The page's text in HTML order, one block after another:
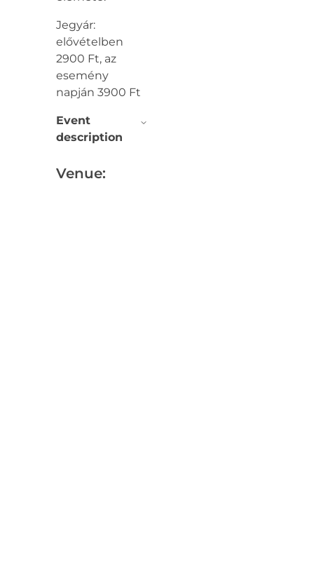
Jegyár:
elővételben
2900 Ft, az
esemény
napján 3900 Ft
Event
description
Venue: